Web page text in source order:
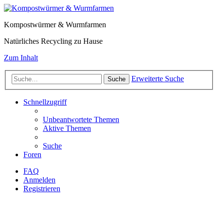
Kompostwürmer & Wurmfarmen
Natürliches Recycling zu Hause
Zum Inhalt
Suche Erweiterte Suche
Schnellzugriff
Unbeantwortete Themen
Aktive Themen
Suche
Foren
FAQ
Anmelden
Registrieren